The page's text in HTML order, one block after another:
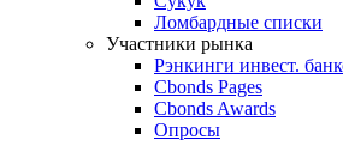
Ломбардные списки
Участники рынка
Рэнкинги инвест.
Cbonds Pages
Cbonds Awards
Опросы